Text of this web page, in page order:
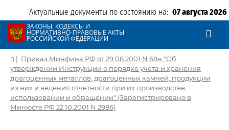
Актуальные документы по состоянию на: 07 августа 2026
ЗАКОНЫ, КОДЕКСЫ И
НОРМАТИВНО-ПРАВОВЫЕ АКТЫ
РОССИЙСКОЙ ФЕДЕРАЦИИ
| Приказ Минфина РФ от 29.08.2001 N 68н "Об
утверждении Инструкции о порядке учета и хранения
драгоценных металлов, драгоценных камней, продукции
из них и ведения отчетности при их производстве,
использовании и обращении" (Зарегистрировано в
Минюсте РФ 22.10.2001 N 2986)